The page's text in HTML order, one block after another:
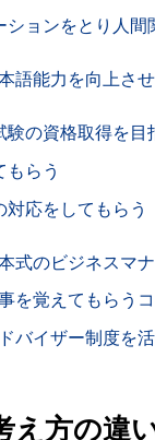
ションをとり人間
語能力を向上さ
験の資格取得を目
もらう
対応をしてもらう
式のビジネスマ
を覚えてもらう
バイザー制度を
え方の違